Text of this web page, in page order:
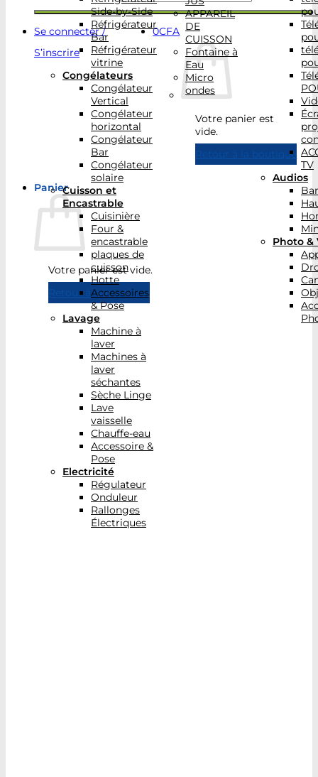
Se connecter /
S’inscrire
0CFA
Votre panier est
vide.
Retour à la boutique
Panier
Votre panier est vide.
Retour à la boutique
Side-by-Side
Réfrigérateur
Bar
Réfrigérateur
vitrine
Congélateurs
Congélateur
Vertical
Congélateur
horizontal
Congélateur
Bar
Congélateur
solaire
Cuisson et
Encastrable
Cuisinière
Four &
encastrable
plaques de
cuisson
Hotte
Accessoires
& Pose
Lavage
Machine à
laver
Machines à
laver
séchantes
Sèche Linge
Lave
vaisselle
Chauffe-eau
Accessoire &
Pose
Electricité
Régulateur
Onduleur
Rallonges
Électriques
APPAREIL
DE
CUISSON
Fontaine à
Eau
Micro
ondes
TV
Audios
Photo &